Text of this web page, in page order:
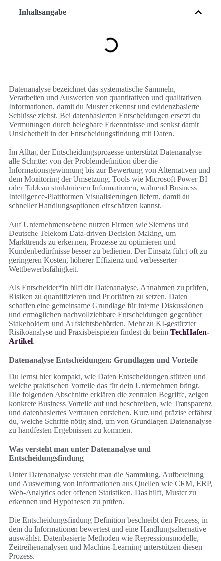
Inhaltsangabe
Datenanalyse bezeichnet das systematische Sammeln,
Verarbeiten und Auswerten von quantitativen und qualitativen
Informationen, damit du Muster erkennst und evidenzbasierte
Schlüsse ziehst. Bei datenbasierten Entscheidungen ersetzt du
Vermutungen durch belegbare Erkenntnisse und senkst damit
Unsicherheit in der Entscheidungsfindung mit Daten.
Im Alltag der Entscheidungsprozesse unterstützt Datenanalyse
alle Schritte: von der Problemdefinition über die
Informationsgewinnung bis zur Bewertung von Alternativen und
dem Monitoring der Umsetzung. Tools wie Microsoft Power BI
oder Tableau strukturieren Informationen, während Business
Intelligence-Plattformen Visualisierungen liefern, damit du
schneller Handlungsoptionen einschätzen kannst.
Auf Unternehmens­ebene nutzen Firmen wie Siemens und
Deutsche Telekom Data-driven Decision Making, um
Markttrends zu erkennen, Prozesse zu optimieren und
Kundenbedürfnisse besser zu bedienen. Der Einsatz führt oft zu
geringeren Kosten, höherer Effizienz und verbesserter
Wettbewerbsfähigkeit.
Als Entscheider*in hilft dir Datenanalyse, Annahmen zu prüfen,
Risiken zu quantifizieren und Prioritäten zu setzen. Daten
schaffen eine gemeinsame Grundlage für interne Diskussionen
und ermöglichen nachvollziehbare Entscheidungen gegenüber
Stakeholdern und Aufsichtsbehörden. Mehr zu KI-gestützter
Risikoanalyse und Praxisbeispielen findest du beim TechHafen-
Artikel.
Datenanalyse Entscheidungen: Grundlagen und Vorteile
Du lernst hier kompakt, wie Daten Entscheidungen stützen und
welche praktischen Vorteile das für dein Unternehmen bringt.
Die folgenden Abschnitte erklären die zentralen Begriffe, zeigen
konkrete Business Vorteile auf und beschreiben, wie Transparenz
und datenbasiertes Vertrauen entstehen. Kurz und präzise erfährst
du, welche Schritte nötig sind, um von Grundlagen Datenanalyse
zu handfesten Ergebnissen zu kommen.
Was versteht man unter Datenanalyse und
Entscheidungsfindung
Unter Datenanalyse versteht man die Sammlung, Aufbereitung
und Auswertung von Informationen aus Quellen wie CRM, ERP,
Web‑Analytics oder offenen Statistiken. Das hilft, Muster zu
erkennen und Hypothesen zu prüfen.
Die Entscheidungsfindung Definition beschreibt den Prozess, in
dem du Informationen bewertest und eine Handlungsalternative
auswählst. Datenbasierte Methoden wie Regressionsmodelle,
Zeitreihenanalysen und Machine‑Learning unterstützen diesen
Prozess.